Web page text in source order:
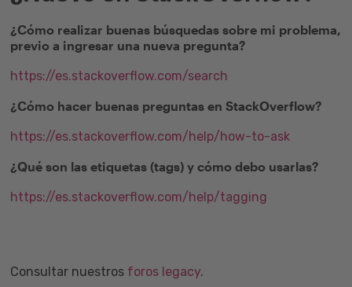
¿Cómo realizar buenas búsquedas sobre mi problema,
previo a ingresar una nueva pregunta?
https://es.stackoverflow.com/search
¿Cómo hacer buenas preguntas en StackOverflow?
https://es.stackoverflow.com/help/how-to-ask
¿Qué son las etiquetas (tags) y cómo debo usarlas?
https://es.stackoverflow.com/help/tagging
Consultar nuestros foros legacy.